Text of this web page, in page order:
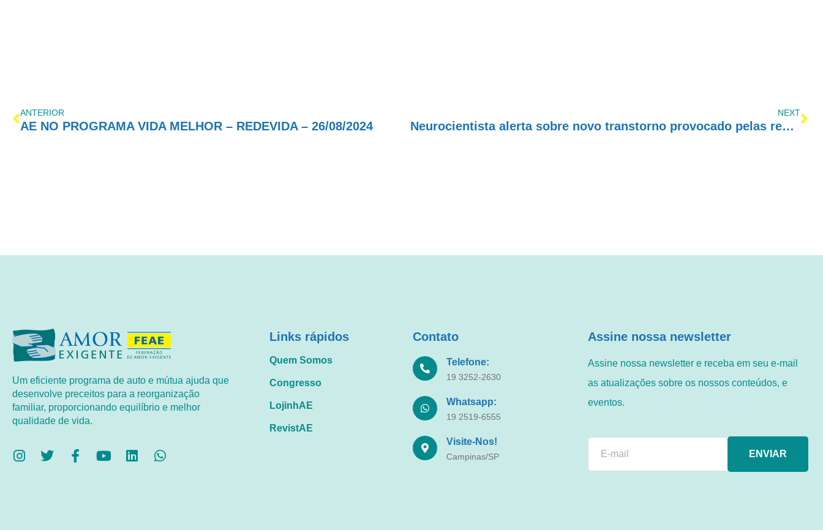
ANTERIOR
AE NO PROGRAMA VIDA MELHOR – REDEVIDA – 26/08/2024
NEXT
Neurocientista alerta sobre novo transtorno provocado pelas redes sociais que tem crescido entre jovens
Um eficiente programa de auto e mútua ajuda que
desenvolve preceitos para a reorganização
familiar, proporcionando equilíbrio e melhor
qualidade de vida.
Links rápidos
Quem Somos
Congresso
LojinhAE
RevistAE
Contato
Telefone:
19 3252-2630
Whatsapp:
19 2519-6555
Visite-Nos!
Campinas/SP
Assine nossa newsletter
Assine nossa newsletter e receba em seu e-mail
as atualizações sobre os nossos conteúdos, e
eventos.
ENVIAR